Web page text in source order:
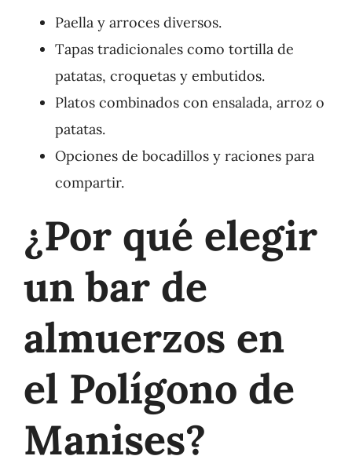
Paella y arroces diversos.
Tapas tradicionales como tortilla de
patatas, croquetas y embutidos.
Platos combinados con ensalada, arroz o
patatas.
Opciones de bocadillos y raciones para
compartir.
¿Por qué elegir
un bar de
almuerzos en
el Polígono de
Manises?